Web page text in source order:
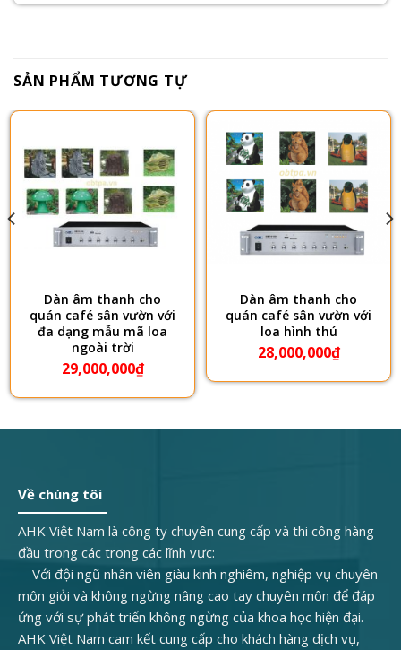
SẢN PHẨM TƯƠNG TỰ
Dàn âm thanh cho
quán café sân vườn với
đa dạng mẫu mã loa
ngoài trời
29,000,000₫
Dàn âm thanh cho
quán café sân vườn với
loa hình thú
28,000,000₫
Về chúng tôi
AHK Việt Nam là công ty chuyên cung cấp và thi công hàng
đầu trong các trong các lĩnh vực:
Với đội ngũ nhân viên giàu kinh nghiêm, nghiệp vụ chuyên
môn giỏi và không ngừng nâng cao tay chuyên môn để đáp
ứng với sự phát triển không ngừng của khoa học hiện đại.
AHK Việt Nam cam kết cung cấp cho khách hàng dịch vụ,